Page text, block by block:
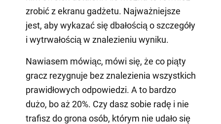
zrobić z ekranu gadżetu. Najważniejsze
jest, aby wykazać się dbałością o szczegóły
i wytrwałością w znalezieniu wyniku.
Nawiasem mówiąc, mówi się, że co piąty
gracz rezygnuje bez znalezienia wszystkich
prawidłowych odpowiedzi. A to bardzo
dużo, bo aż 20%. Czy dasz sobie radę i nie
trafisz do grona osób, którym nie udało się